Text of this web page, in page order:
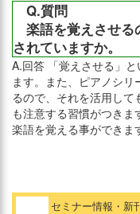
Q.質問
楽語を覚えさせる
されていますか。
A.回答 「覚えさせる」
ます。また、ピアノシ
るので、それを活用し
も注意する習慣がつき
楽語を覚える事ができま
セミナー情報・新